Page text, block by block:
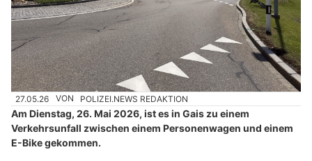
27.05.26 VON POLIZEI.NEWS REDAKTION
Am Dienstag, 26. Mai 2026, ist es in Gais zu einem
Verkehrsunfall zwischen einem Personenwagen und einem
E-Bike gekommen.